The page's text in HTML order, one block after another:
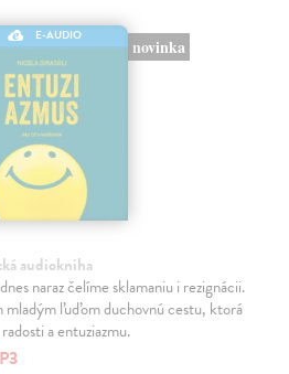
E-AUDIO
novinka
audiokniha
naraz čelíme sklamaniu i rezignácii.
mladým ľuďom duchovnú cestu, ktorá
a entuziazmu.